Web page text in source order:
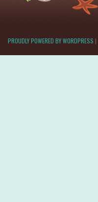
PROUDLY POWERED BY WORDPRESS |